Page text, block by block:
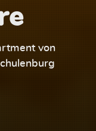
von